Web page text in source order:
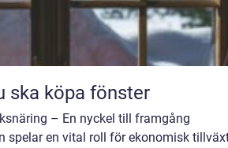
ska köpa fönster
– En nyckel till framgång
spelar en vital roll för ekonomisk